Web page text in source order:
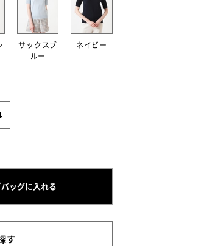
サックスブ
ルー
ネイビー
ッグに入れる
す